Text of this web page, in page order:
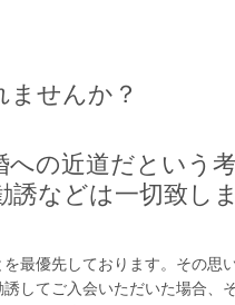
ませんか？
の近道だという考
誘などは一切致し
最優先しております。その思
してご入会いただいた場合、